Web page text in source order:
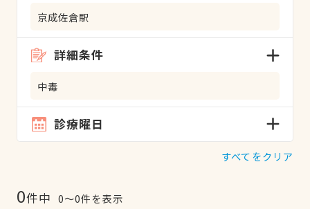
京成佐倉駅
詳細条件
中毒
診療曜日
すべてをクリア
0件中 0〜0件を表示